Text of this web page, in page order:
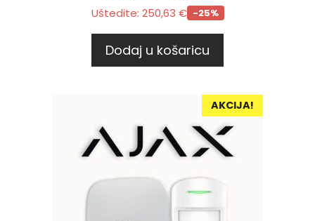
Uštedite: 250,63 € -25%
Dodaj u košaricu
AKCIJA!